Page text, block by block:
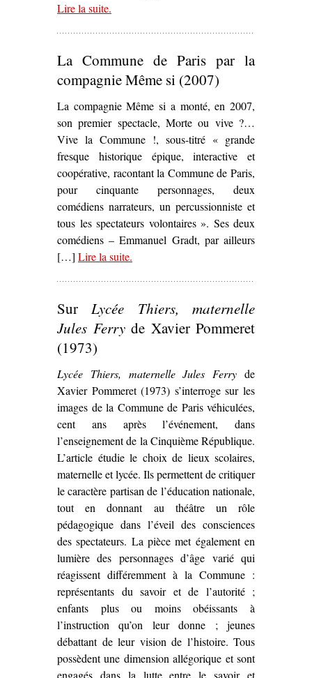
Lire la suite– ‘Sur
.
La Commune de Paris par la
compagnie Même si (2007)
La compagnie Même si a monté, en 2007,
son premier spectacle, Morte ou vive ?…
Vive la Commune !, sous-titré « grande
fresque historique épique, interactive et
coopérative, racontant la Commune de Paris,
pour cinquante personnages, deux
comédiens narrateurs, un percussionniste et
tous les spectateurs volontaires ». Ses deux
comédiens – Emmanuel Gradt, par ailleurs
[…] Lire la suite– ‘La Commune de Paris par la
.
SurLycée Thiers, maternelle
Jules Ferryde Xavier Pommeret
(1973)
Lycée Thiers, maternelle Jules Ferry de
Xavier Pommeret (1973) s’interroge sur les
images de la Commune de Paris véhiculées,
cent ans après l’événement, dans
l’enseignement de la Cinquième République.
L’article étudie le choix de lieux scolaires,
maternelle et lycée. Ils permettent de critiquer
le caractère partisan de l’éducation nationale,
tout en donnant au théâtre un rôle
pédagogique dans l’éveil des consciences
des spectateurs. La pièce met également en
lumière des personnages d’âge varié qui
réagissent différemment à la Commune :
représentants du savoir et de l’autorité ;
enfants plus ou moins obéissants à
l’instruction qu’on leur donne ; jeunes
débattant de leur vision de l’histoire. Tous
possèdent une dimension allégorique et sont